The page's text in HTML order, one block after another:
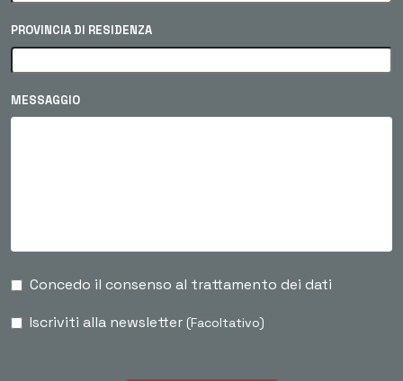
PROVINCIA DI RESIDENZA
MESSAGGIO
Concedo il consenso al trattamento dei dati
Iscriviti alla newsletter (Facoltativo)